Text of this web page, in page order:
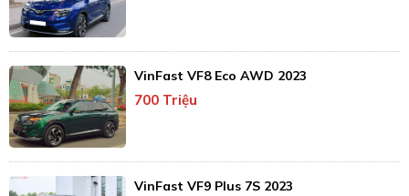
VinFast VF8 Eco AWD 2023
700 Triệu
VinFast VF9 Plus 7S 2023